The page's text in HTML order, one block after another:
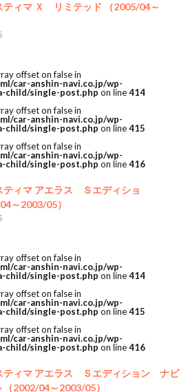
ティマ Ｘ リミテッド （2005/04～
offset on false in
car-anshin-navi.co.jp/wp-
child/single-post.php on line414
offset on false in
car-anshin-navi.co.jp/wp-
child/single-post.php on line415
offset on false in
car-anshin-navi.co.jp/wp-
child/single-post.php on line416
ティマ アエラス Ｓエディショ
～2003/05）
offset on false in
car-anshin-navi.co.jp/wp-
child/single-post.php on line414
offset on false in
car-anshin-navi.co.jp/wp-
child/single-post.php on line415
offset on false in
car-anshin-navi.co.jp/wp-
child/single-post.php on line416
ティマ アエラス Ｓエディション ナビ
（2002/04～2003/05）